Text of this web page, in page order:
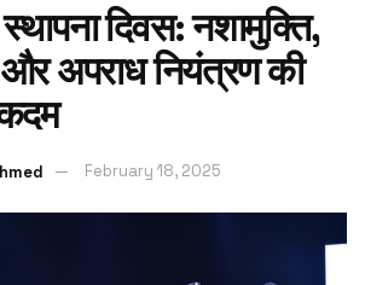
दिवस: नशामुक्ति,
अपराध नियंत्रण की
February 18, 2025